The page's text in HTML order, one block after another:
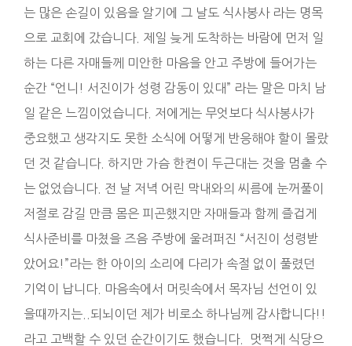
는 많은 손길이 있음을 알기에 그 날도 식사봉사 라는 명목
으로 교회에 갔습니다. 제일 늦게 도착하는 바람에 먼저 일
하는 다른 자매들께 미안한 마음을 안고 주방에 들어가는
순간 “언니! 서진이가 성령 감동이 있대” 라는 말은 마치 남
일 같은 느낌이었습니다. 저에게는 무엇보다 식사봉사가
중요했고 생각지도 못한 소식에 어떻게 반응해야 할이 몰랐
던 것 같습니다. 하지만 가슴 한켠이 두근대는 것을 멈출 수
는 없었습니다. 전 날 저녁 어린 막내와의 씨름에 눈꺼풀이
저절로 감길 만큼 몸은 피곤했지만 자매들과 함께 즐겁게
식사준비를 마쳤을 즈음 주방에 울려퍼진 “서진이 성령받
았어요!”라는 한 아이의 소리에 다리가 속절 없이 풀렸던
기억이 납니다. 마음속에서 머릿속에서 목자님 선언이 있
을때까지는..되뇌이던 제가 비로소 하나님께 감사합니다!!
라고 고백할 수 있던 순간이기도 했습니다. 멋쩍게 식당으